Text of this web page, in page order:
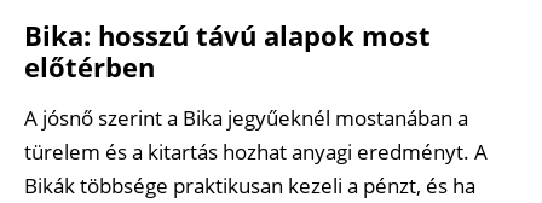
Bika: hosszú távú alapok most
előtérben
A jósnő szerint a Bika jegyűeknél mostanában a
türelem és a kitartás hozhat anyagi eredményt. A
Bikák többsége praktikusan kezeli a pénzt, és ha